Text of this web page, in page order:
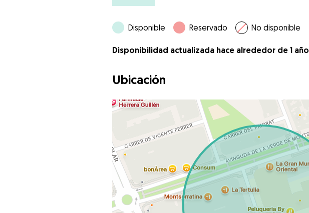
Disponible Reservado No disponible
Disponibilidad actualizada hace alrededor de 1 año
Ubicación